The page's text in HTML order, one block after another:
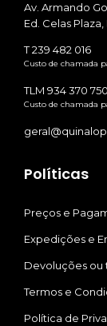
Av. Armando
Ed. Celas Plaza,
T 239 482 016
Custo de chamada
TLM 934 370 750
Custo de chamada
Políticas
Preços e
Expedições e
Devoluções ou
Termos e
Política de